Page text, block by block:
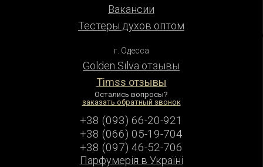
Вакансии
Тестеры духов оптом
г. Одесса
Golden Silva отзывы
Timss отзывы
Остались вопросы?
заказать обратный звонок
+38 (093) 66-20-921
+38 (066) 05-19-704
+38 (097) 46-52-706
Парфумерiя в Українi